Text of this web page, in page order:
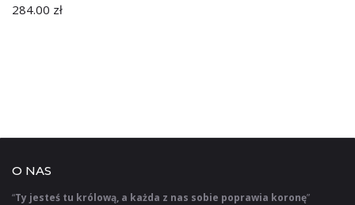
284.00 zł
O NAS
“Ty jesteś tu królową, a każda z nas sobie poprawia koronę”